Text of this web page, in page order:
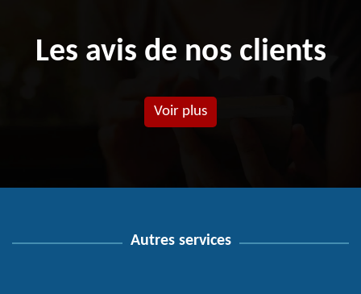
Les avis de nos clients
Voir plus
Autres services